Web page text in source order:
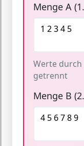
Menge A
Werte durch
getrennt
Menge B